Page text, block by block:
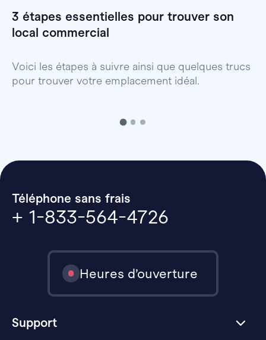
3 étapes essentielles pour trouver son
local commercial
Voici les étapes à suivre ainsi que quelques trucs
pour trouver votre emplacement idéal.
Téléphone sans frais
+ 1-833-564-4726
Heures d’ouverture
Support